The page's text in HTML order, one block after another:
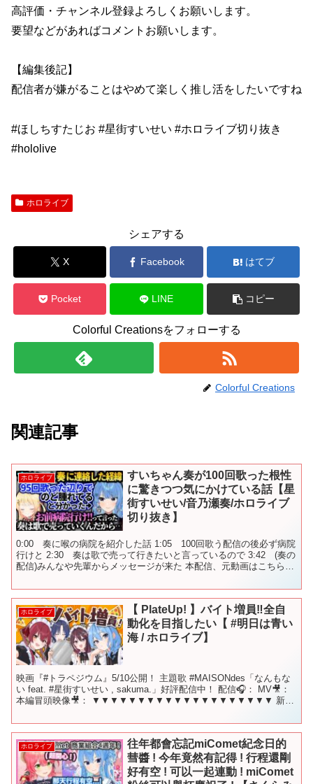
高評価・チャンネル登録よろしくお願いします。
要望などがあればコメントお願いします。
【編集後記】
配信者が嫌がることはやめて楽しく推し活をしたいですね
#ほしちすたじお #星街すいせい #ホロライブ切り抜き
#hololive
ホロライブ
シェアする
X Facebook はてブ
Pocket LINE コピー
Colorful Creationsをフォローする
Colorful Creations
関連記事
ホロライブ
すいちゃん奏が100回歌った根性
に驚きつつ気にかけている話【星
街すいせい/音乃瀬奏/ホロライブ
切り抜き】
0:00 奏に喉の病院を紹介した話 1:05 100回歌う配信の後必ず病院
行けと 2:30 奏は歌で売って行きたいと言っているので 3:42 (奏の
配信)みんなや先輩からメッセージが来た 本配信、元動画はこちら▼
ホロライブ
【 PlateUp! 】バイト増員‼全自
動化を目指したい【 #明日は青い
海 / ホロライブ】
映画『#トラペジウム』5/10公開！ 主題歌 #MAISONdes「なんもな
い feat. #星街すいせい , sakuma.」好評配信中！ 配信🎧： MV🎥：
本編冒頭映像🎥： ▼▼▼▼▼▼▼▼▼▼▼▼▼▼▼▼▼▼▼▼ 新曲
ホロライブ
往年都會忘記miComet紀念日的
彗醬 ! 今年竟然有記得 ! 行程還剛
好有空 ! 可以一起連動 ! miComet